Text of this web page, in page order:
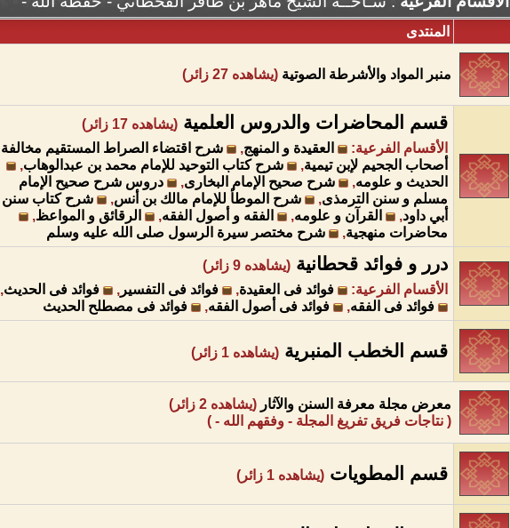
المنتدى
منبر المواد والأشرطة الصوتية (يشاهده 27 زائر)
قسم المحاضرات والدروس العلمية (يشاهده 17 زائر)
الأقسام الفرعية: العقيدة و المنهج,
شرح اقتضاء الصراط المستقيم مخالفة
أصحاب الجحيم لإبن تيمية, شرح كتاب التوحيد للإمام محمد بن عبدالوهاب,
الحديث و علومه, شرح صحيح الإمام البخارى,
دروس شرح صحيح الإمام
مسلم و سنن الترمذى, شرح الموطأ للإمام مالك بن أنس,
شرح كتاب سنن
أبي داود, القرآن و علومه, الفقه و أصول الفقه, الرقائق و المواعظ,
محاضرات منهجية, شرح مختصر سيرة الرسول صلى الله عليه وسلم
درر و فوائد قحطانية (يشاهده 9 زائر)
الأقسام الفرعية: فوائد فى العقيدة, فوائد فى التفسير , فوائد فى الحديث,
فوائد فى الفقه, فوائد فى أصول الفقه, فوائد فى مصطلح الحديث
قسم الخطب المنبرية (يشاهده 1 زائر)
معرض مجلة معرفة السنن والآثار (يشاهده 2 زائر)
( نتاجات فريق تفريغ المجلة - وفقهم الله - )
قسم المطويات (يشاهده 1 زائر)